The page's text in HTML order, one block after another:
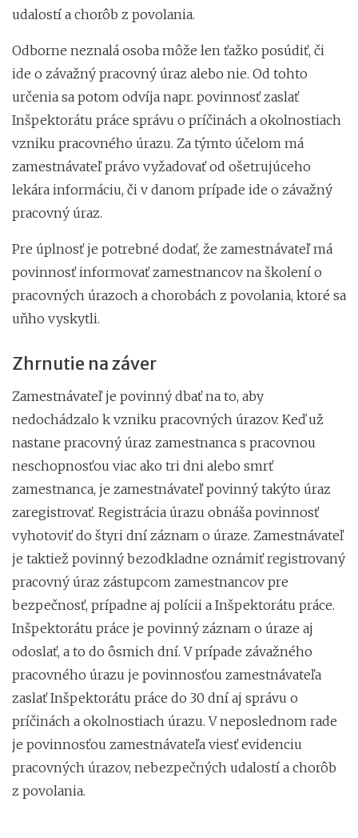
udalostí a chorôb z povolania.
Odborne neznalá osoba môže len ťažko posúdiť, či
ide o závažný pracovný úraz alebo nie. Od tohto
určenia sa potom odvíja napr. povinnosť zaslať
Inšpektorátu práce správu o príčinách a okolnostiach
vzniku pracovného úrazu. Za týmto účelom má
zamestnávateľ právo vyžadovať od ošetrujúceho
lekára informáciu, či v danom prípade ide o závažný
pracovný úraz.
Pre úplnosť je potrebné dodať, že zamestnávateľ má
povinnosť informovať zamestnancov na školení o
pracovných úrazoch a chorobách z povolania, ktoré sa
uňho vyskytli.
Zhrnutie na záver
Zamestnávateľ je povinný dbať na to, aby
nedochádzalo k vzniku pracovných úrazov. Keď už
nastane pracovný úraz zamestnanca s pracovnou
neschopnosťou viac ako tri dni alebo smrť
zamestnanca, je zamestnávateľ povinný takýto úraz
zaregistrovať. Registrácia úrazu obnáša povinnosť
vyhotoviť do štyri dní záznam o úraze. Zamestnávateľ
je taktiež povinný bezodkladne oznámiť registrovaný
pracovný úraz zástupcom zamestnancov pre
bezpečnosť, prípadne aj polícii a Inšpektorátu práce.
Inšpektorátu práce je povinný záznam o úraze aj
odoslať, a to do ôsmich dní. V prípade závažného
pracovného úrazu je povinnosťou zamestnávateľa
zaslať Inšpektorátu práce do 30 dní aj správu o
príčinách a okolnostiach úrazu. V neposlednom rade
je povinnosťou zamestnávateľa viesť evidenciu
pracovných úrazov, nebezpečných udalostí a chorôb
z povolania.